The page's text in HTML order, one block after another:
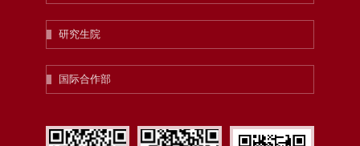
研究生院
国际合作部